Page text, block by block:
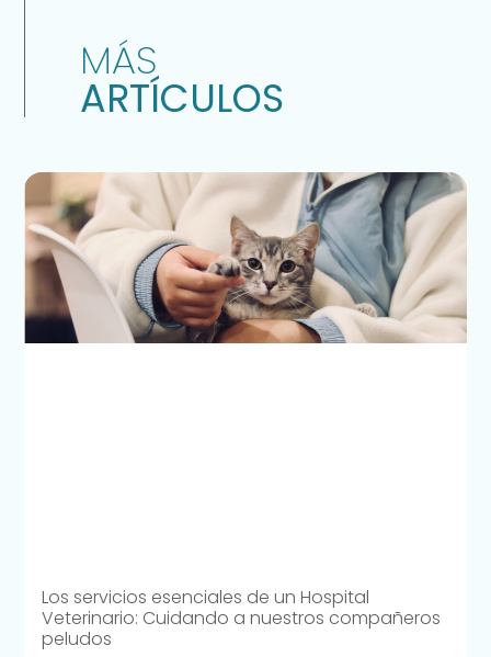
MÁS
ARTÍCULOS
Los servicios esenciales de un Hospital
Veterinario: Cuidando a nuestros compañeros
peludos